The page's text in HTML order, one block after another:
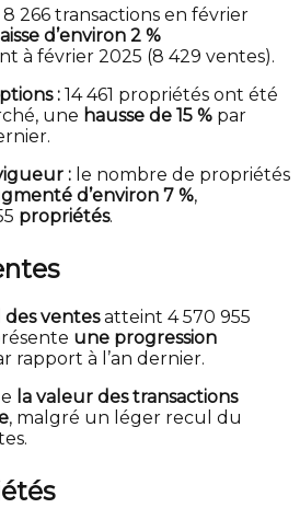
8 266 transactions en février
d’environ 2 %
à février 2025 (8 429 ventes).
: 14 461 propriétés ont été
une hausse de 15 % par
: le nombre de propriétés
d’environ 7 %,
propriétés.
ventesatteint 4 570 955
une progression
rapport à l’an dernier.
la valeur des transactions
, malgré un léger recul du